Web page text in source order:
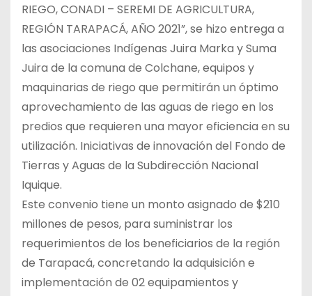
RIEGO, CONADI – SEREMI DE AGRICULTURA,
REGIÓN TARAPACÁ, AÑO 2021”, se hizo entrega a
las asociaciones Indígenas Juira Marka y Suma
Juira de la comuna de Colchane, equipos y
maquinarias de riego que permitirán un óptimo
aprovechamiento de las aguas de riego en los
predios que requieren una mayor eficiencia en su
utilización. Iniciativas de innovación del Fondo de
Tierras y Aguas de la Subdirección Nacional
Iquique.
Este convenio tiene un monto asignado de $210
millones de pesos, para suministrar los
requerimientos de los beneficiarios de la región
de Tarapacá, concretando la adquisición e
implementación de 02 equipamientos y